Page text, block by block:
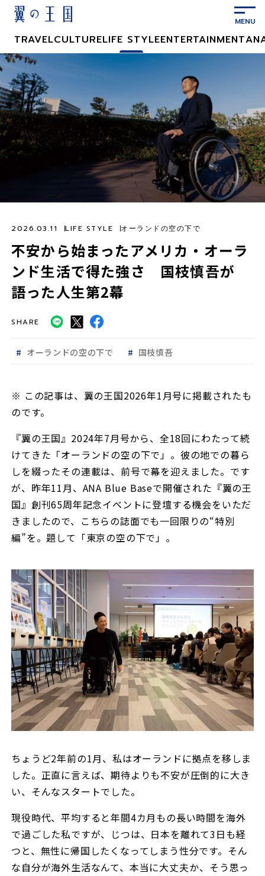
ン
テ
ン
ツ
に
ス
キ
ッ
TRAVELCULTURELIFE STYLEENTERTAINMENT
不安から始まったアメリカ・オーラ
ンド生活で得た強さ 国枝慎吾が
語った人生第2幕
2026.03.11 LIFE STYLE オーランドの空の下で
SHARE
オーランドの空の下で 国枝慎吾
※ この記事は、翼の王国2026年1月号に掲載されたも
のです。
『翼の王国』2024年7月号から、全18回にわたって続
けてきた「オーランドの空の下で」。彼の地での暮ら
しを綴ったその連載は、前号で幕を迎えました。です
が、昨年11月、ANA Blue Baseで開催された『翼の王
国』創刊65周年記念イベントに登壇する機会をいただ
きましたので、こちらの誌面でも一回限りの“特別
編”を。題して「東京の空の下で」。
ちょうど2年前の1月、私はオーランドに拠点を移しま
した。正直に言えば、期待よりも不安が圧倒的に大き
い、そんなスタートでした。
現役時代、平均すると年間4カ月もの長い時間を海外
で過ごした私ですが、じつは、日本を離れて3日も経
つと、無性に帰国したくなってしまう性分です。そん
な自分が海外生活なんて、本当に大丈夫か――、そう思っ